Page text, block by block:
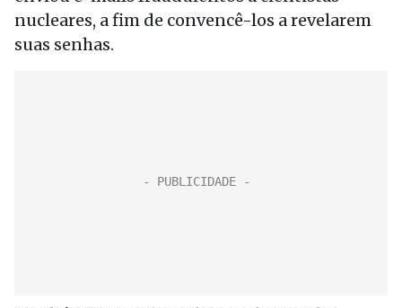
nucleares, a fim de convencê-los a revelarem
suas senhas.